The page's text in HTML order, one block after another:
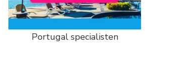
Portugal specialisten